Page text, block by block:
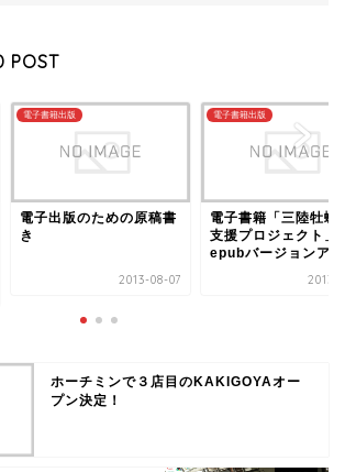
POST
電子書籍出版
電子出版のための原稿書
き
2013-08-07
電子書籍出版
電子書籍「三陸牡蠣
支援プロジェクト」
epubバージョンア
2013-
ホーチミンで３店目のKAKIGOYAオー
プン決定！